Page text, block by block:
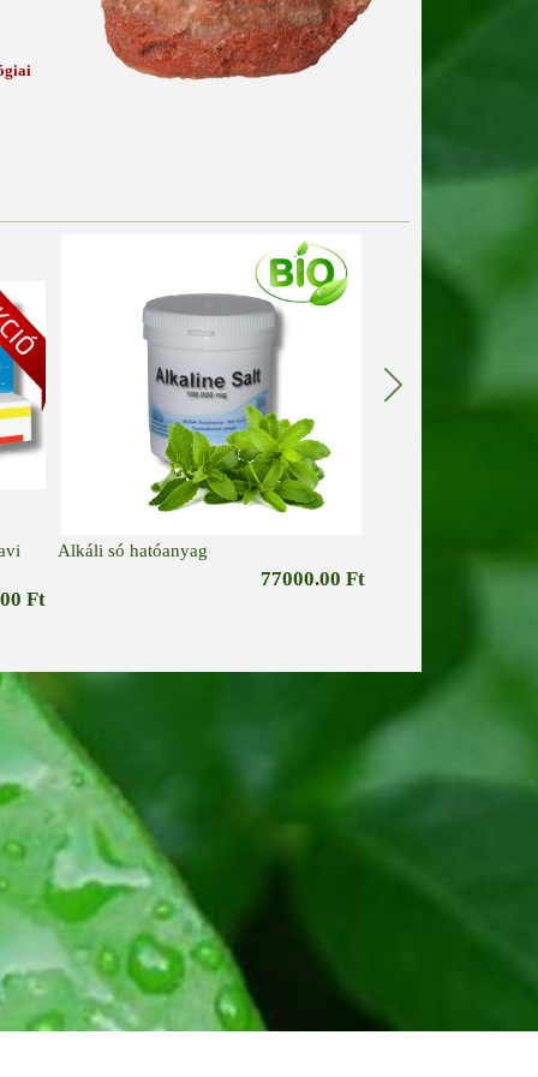
Ft
Alkáli só hatóanyag
77000.00 Ft